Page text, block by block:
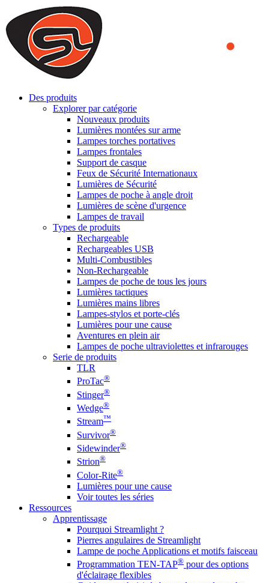
We use cookies to ensure that we provide you the best experience
on our website. By continuing to browse this website, you accept
that cookies are used to help us analyze how the website is used and
to offer you a better experience. To learn more or to find out how
you can disable cookies, you can access our
Des produits
Explorer par catégorie
Nouveaux produits
Lumières montées sur arme
Lampes torches portatives
Lampes frontales
Support de casque
Feux de Sécurité Internationaux
Lumières de Sécurité
Lampes de poche à angle droit
Lumières de scène d'urgence
Lampes de travail
Types de produits
Rechargeable
Rechargeables USB
Multi-Combustibles
Non-Rechargeable
Lampes de poche de tous les jours
Lumières tactiques
Lumières mains libres
Lampes-stylos et porte-clés
Lumières pour une cause
Aventures en plein air
Lampes de poche ultraviolettes et infrarouges
Serie de produits
TLR
ProTac®
Stinger®
Wedge®
Stream™
Survivor®
Sidewinder®
Strion®
Color-Rite®
Lumières pour une cause
Voir toutes les séries
Ressources
Apprentissage
Pourquoi Streamlight ?
Pierres angulaires de Streamlight
Lampe de poche Applications et motifs faisceau
Programmation TEN-TAP® pour des options
d'éclairage flexibles